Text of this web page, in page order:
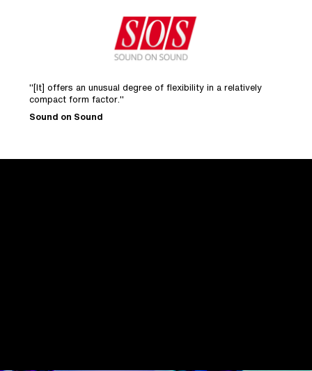
"[It] offers an unusual degree of flexibility in a relatively
compact form factor."
Sound on Sound